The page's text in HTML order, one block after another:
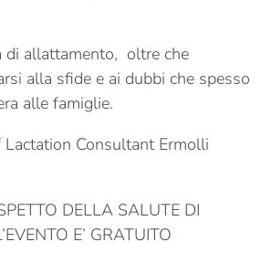
di allattamento, oltre che
alla sfide e ai dubbi che spesso
alle famiglie.
Lactation Consultant Ermolli
DELLA SALUTE DI
E’ GRATUITO